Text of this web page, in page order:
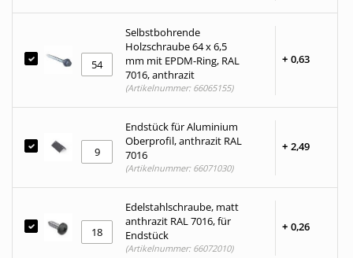
Selbstbohrende
Holzschraube 64 x 6,5
mm mit EPDM-Ring, RAL
7016, anthrazit
+ 0,63
(Artikelnummer: 66065155)
Endstück für Aluminium
Oberprofil, anthrazit RAL
7016
+ 2,49
(Artikelnummer: 66071030)
Edelstahlschraube, matt
anthrazit RAL 7016, für
Endstück
+ 0,26
(Artikelnummer: 66072010)